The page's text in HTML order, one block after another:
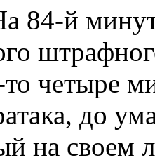
84-й
то четыре
до
на своем